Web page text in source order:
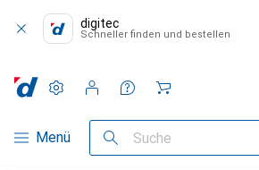
digitec
Schneller finden und bestellen
Navigation nach Kategorien
Menü Suche
Einstellungen
Kundenkonto
Vergleichslisten
Merklisten
Warenkorb